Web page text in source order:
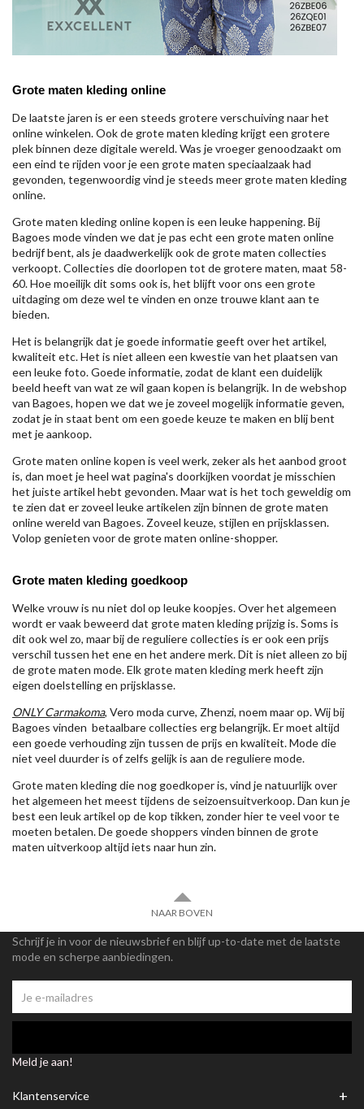
Grote maten kleding online
De laatste jaren is er een steeds grotere verschuiving naar het
online winkelen. Ook de grote maten kleding krijgt een grotere
plek binnen deze digitale wereld. Was je vroeger genoodzaakt om
een eind te rijden voor je een grote maten speciaalzaak had
gevonden, tegenwoordig vind je steeds meer grote maten kleding
online.
Grote maten kleding online kopen is een leuke happening. Bij
Bagoes mode vinden we dat je pas echt een grote maten online
bedrijf bent, als je daadwerkelijk ook de grote maten collecties
verkoopt. Collecties die doorlopen tot de grotere maten, maat 58-
60. Hoe moeilijk dit soms ook is, het blijft voor ons een grote
uitdaging om deze wel te vinden en onze trouwe klant aan te
bieden.
Het is belangrijk dat je goede informatie geeft over het artikel,
kwaliteit etc. Het is niet alleen een kwestie van het plaatsen van
een leuke foto. Goede informatie, zodat de klant een duidelijk
beeld heeft van wat ze wil gaan kopen is belangrijk. In de webshop
van Bagoes, hopen we dat we je zoveel mogelijk informatie geven,
zodat je in staat bent om een goede keuze te maken en blij bent
met je aankoop.
Grote maten online kopen is veel werk, zeker als het aanbod groot
is, dan moet je heel wat pagina's doorkijken voordat je misschien
het juiste artikel hebt gevonden. Maar wat is het toch geweldig om
te zien dat er zoveel leuke artikelen zijn binnen de grote maten
online wereld van Bagoes. Zoveel keuze, stijlen en prijsklassen.
Volop genieten voor de grote maten online-shopper.
Grote maten kleding goedkoop
Welke vrouw is nu niet dol op leuke koopjes. Over het algemeen
wordt er vaak beweerd dat grote maten kleding prijzig is. Soms is
dit ook wel zo, maar bij de reguliere collecties is er ook een prijs
verschil tussen het ene en het andere merk. Dit is niet alleen zo bij
de grote maten mode. Elk grote maten kleding merk heeft zijn
eigen doelstelling en prijsklasse.
ONLY Carmakoma, Vero moda curve, Zhenzi, noem maar op. Wij bij
Bagoes vinden betaalbare collecties erg belangrijk. Er moet altijd
een goede verhouding zijn tussen de prijs en kwaliteit. Mode die
niet veel duurder is of zelfs gelijk is aan de reguliere mode.
Grote maten kleding die nog goedkoper is, vind je natuurlijk over
het algemeen het meest tijdens de seizoensuitverkoop. Dan kun je
best een leuk artikel op de kop tikken, zonder hier te veel voor te
moeten betalen. De goede shoppers vinden binnen de grote
maten uitverkoop altijd iets naar hun zin.
NAAR BOVEN
Schrijf je in voor de nieuwsbrief en blijf up-to-date met de laatste
mode en scherpe aanbiedingen.
Meld je aan!
Klantenservice +